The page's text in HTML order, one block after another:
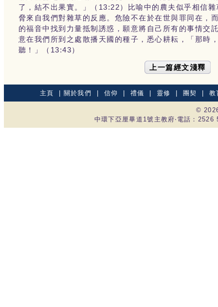
了，結不出果實。」（13:22）比喻中的農夫似乎相信
脅來自我們對雜草的反應。危險不在於在世與罪同在，
的福音中找到力量抵制誘惑，願意將自己所有的事情交
意在我們所到之處散播天國的種子，悉心耕耘，「那時
聽！」（13:43）
上一篇經文淺釋
主頁 關於我們 信仰 禮儀 靈修 團契 |教
©
中環下亞厘畢道1號主教府‧電話：